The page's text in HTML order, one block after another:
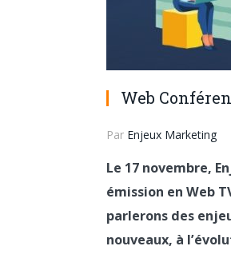
Web
Par Enjeux Marketing
Le 17 novembre,
émission en Web
parlerons des
nouveaux, à